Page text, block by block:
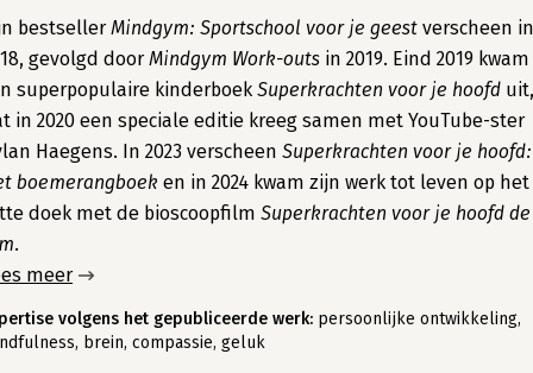
bestsellerMindgym: Sportschool voor je geest verscheen in
gevolgd doorMindgym Work-outs in 2019. Eind 2019 kwam
superpopulaire kinderboek Superkrachten voor je hoofd uit,
in 2020 een speciale editie kreeg samen met YouTube-ster
Haegens. In 2023 verscheen Superkrachten voor je hoofd:
boemerangboek en in 2024 kwam zijn werk tot leven op het
doek met de bioscoopfilm Superkrachten voor je hoofd de
meer
volgens het gepubliceerde werk: persoonlijke ontwikkeling,
brein, compassie, geluk